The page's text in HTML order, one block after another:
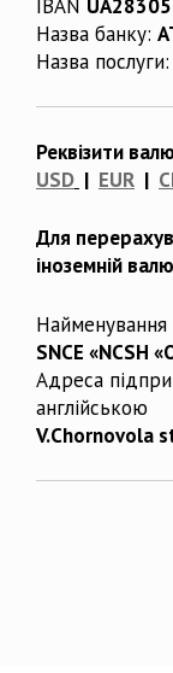
IBAN
Назва банку:
Назва послуги:
Реквізити
USD | EUR |
Для
іноземній
Найменування
SNCE «NCSH
Адреса
англійською
V.Chornovola